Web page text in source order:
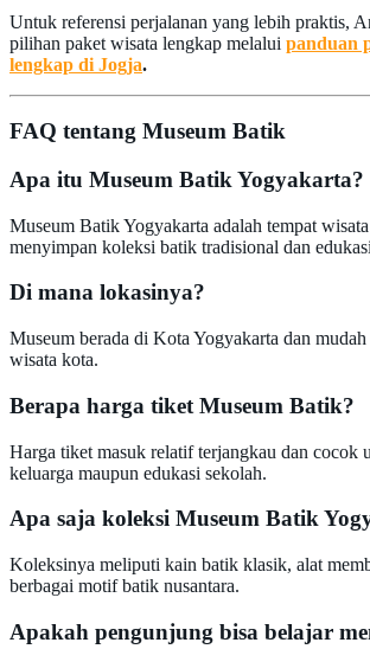
Untuk referensi perjalanan yang lebih praktis,
pilihan paket wisata lengkap melalui panduan
lengkap di Jogja.
FAQ tentang Museum Batik
Apa itu Museum Batik Yogyakarta?
Museum Batik Yogyakarta adalah tempat
menyimpan koleksi batik tradisional dan
Di mana lokasinya?
Museum berada di Kota Yogyakarta dan
wisata kota.
Berapa harga tiket Museum Batik?
Harga tiket masuk relatif terjangkau dan cocok
keluarga maupun edukasi sekolah.
Apa saja koleksi Museum Batik
Koleksinya meliputi kain batik klasik, alat
berbagai motif batik nusantara.
Apakah pengunjung bisa belajar